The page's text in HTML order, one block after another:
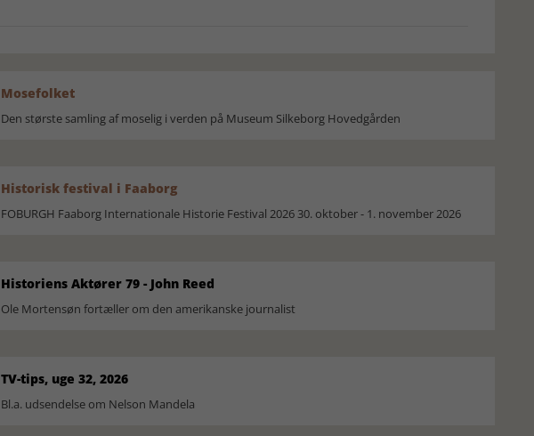
Mosefolket
Den største samling af moselig i verden på Museum Silkeborg Hovedgården
Historisk festival i Faaborg
FOBURGH Faaborg Internationale Historie Festival 2026 30. oktober - 1. november 2026
Historiens Aktører 79 - John Reed
Ole Mortensøn fortæller om den amerikanske journalist
TV-tips, uge 32, 2026
Bl.a. udsendelse om Nelson Mandela